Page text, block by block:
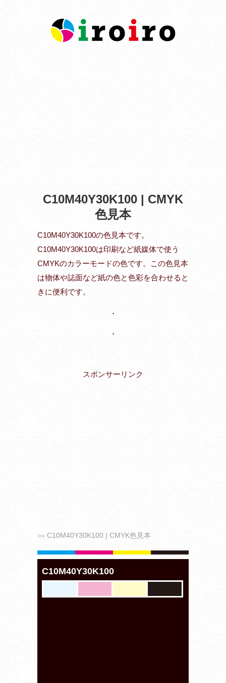
C10M40Y30K100 | CMYK
色見本
C10M40Y30K100の色見本です。
C10M40Y30K100は印刷など紙媒体で使う
CMYKのカラーモードの色です。この色見本
は物体や誌面など紙の色と色彩を合わせると
きに便利です。
・
・
スポンサーリンク
››› C10M40Y30K100 | CMYK色見本
C10M40Y30K100